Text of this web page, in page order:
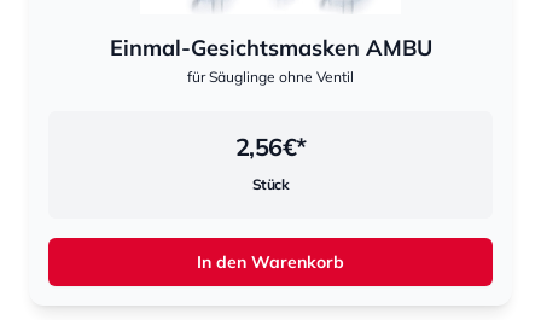
Einmal-Gesichtsmasken AMBU
für Säuglinge ohne Ventil
2,56€*
Stück
In den Warenkorb